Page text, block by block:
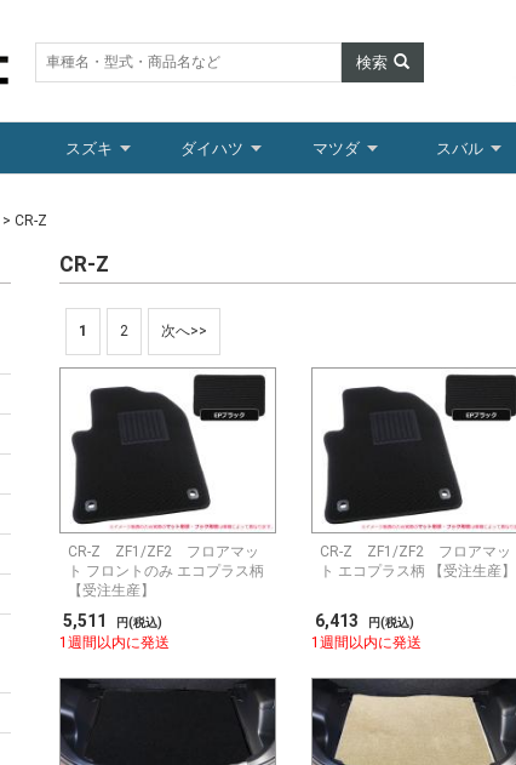
検索
スズキ ダイハツ マツダ スバル
> CR-Z
CR-Z
1 2 次へ>>
CR-Z ZF1/ZF2 フロアマッ
ト フロントのみ エコプラス柄
【受注生産】
5,511 円(税込)
1週間以内に発送
CR-Z ZF1/ZF2 フロアマッ
ト エコプラス柄 【受注生産】
6,413 円(税込)
1週間以内に発送